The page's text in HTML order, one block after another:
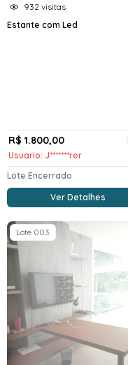
932 visitas
Estante com Led
R$ 1.800,00
Usuario: J*******rer
Lote Encerrado
Ver Detalhes
Lote 003